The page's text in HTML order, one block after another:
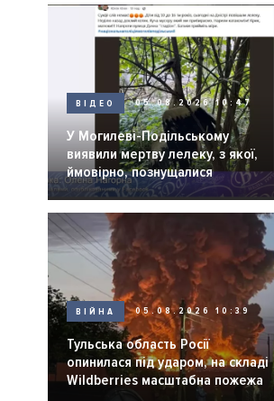
ВІДЕО 05.08.2026 10:47
У Могилеві-Подільському
виявили мертву лелеку, з якої,
ймовірно, познущалися
ВІЙНА 05.08.2026 10:39
Тульська область Росії
опинилася під ударом, на складі
Wildberries масштабна пожежа